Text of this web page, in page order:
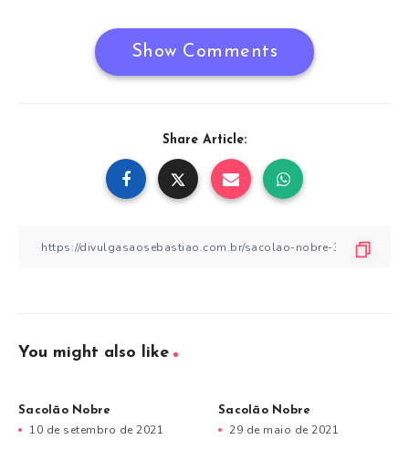
Show Comments
Share Article:
You might also like
Sacolão Nobre
10 de setembro de 2021
Sacolão Nobre
29 de maio de 2021